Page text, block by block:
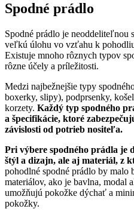
Spodné prádlo
Spodné prádlo je neoddeliteľnou
veľkú úlohu vo vzťahu k
Existuje mnoho rôznych typov
rôzne účely a príležitosti.
Medzi najbežnejšie typy
boxerky, slipy), podprsenky,
korzety. Každý typ spodného
a špecifikácie, ktoré
závislosti od potrieb nositeľa.
Pri výbere spodného prádla je
štýl a dizajn, ale aj materiál, z
pohodlné spodné prádlo by
materiálov, ako je bavlna, modal
umožňujú pokožke dýchať a
pokožky.